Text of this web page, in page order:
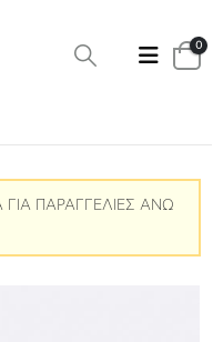
0
ΠΑΡΑΓΓΕΛΙΕΣ ΑΝΩ